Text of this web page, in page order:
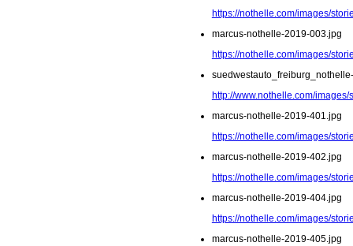
https://nothelle.com/images/
marcus-nothelle-2019-003.jpg
https://nothelle.com/images/
http://www.nothelle.com/
marcus-nothelle-2019-401.jpg
https://nothelle.com/images/
marcus-nothelle-2019-402.jpg
https://nothelle.com/images/
marcus-nothelle-2019-404.jpg
https://nothelle.com/images/
marcus-nothelle-2019-405.jpg